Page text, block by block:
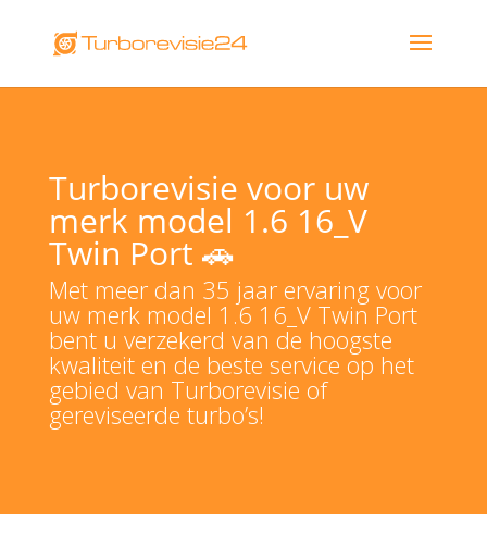
Turborevisie voor uw
merk model 1.6 16_V
Twin Port 🚗
Met meer dan 35 jaar ervaring voor
uw merk model 1.6 16_V Twin Port
bent u verzekerd van de hoogste
kwaliteit en de beste service op het
gebied van Turborevisie of
gereviseerde turbo’s!